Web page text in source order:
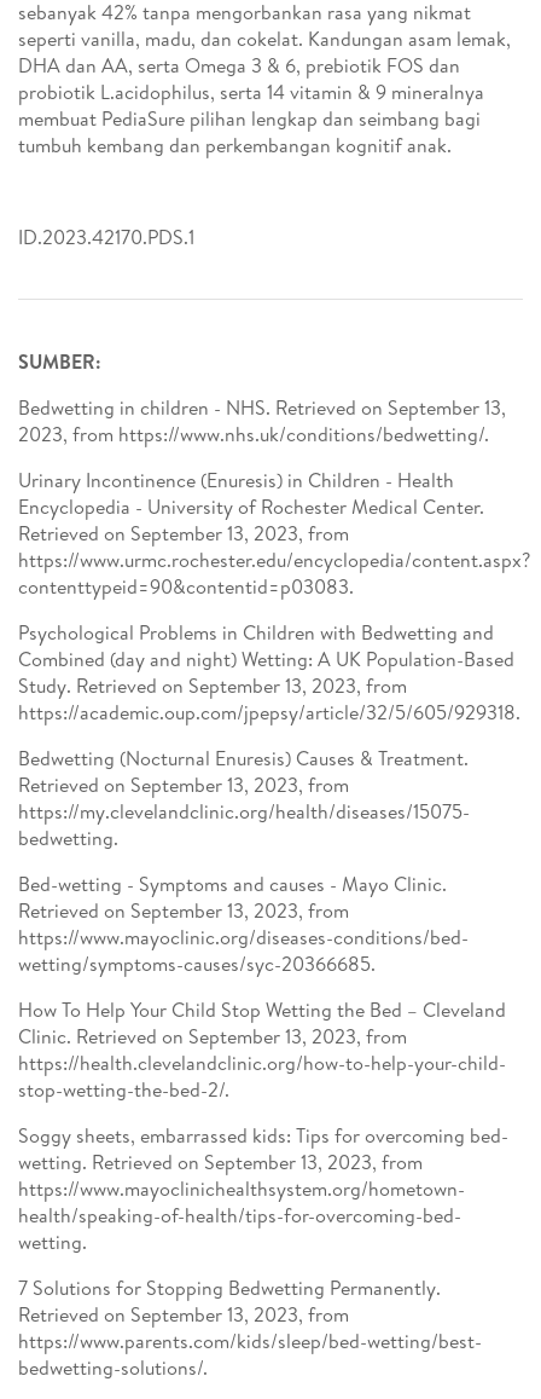
sebanyak 42% tanpa mengorbankan rasa yang nikmat
seperti vanilla, madu, dan cokelat. Kandungan asam lemak,
DHA dan AA, serta Omega 3 & 6, prebiotik FOS dan
probiotik L.acidophilus, serta 14 vitamin & 9 mineralnya
membuat PediaSure pilihan lengkap dan seimbang bagi
tumbuh kembang dan perkembangan kognitif anak.
ID.2023.42170.PDS.1
SUMBER:
Bedwetting in children - NHS. Retrieved on September 13,
2023, from https://www.nhs.uk/conditions/bedwetting/.
Urinary Incontinence (Enuresis) in Children - Health
Encyclopedia - University of Rochester Medical Center.
Retrieved on September 13, 2023, from
https://www.urmc.rochester.edu/encyclopedia/content.aspx?
contenttypeid=90&contentid=p03083.
Psychological Problems in Children with Bedwetting and
Combined (day and night) Wetting: A UK Population-Based
Study. Retrieved on September 13, 2023, from
https://academic.oup.com/jpepsy/article/32/5/605/929318.
Bedwetting (Nocturnal Enuresis) Causes & Treatment.
Retrieved on September 13, 2023, from
https://my.clevelandclinic.org/health/diseases/15075-
bedwetting.
Bed-wetting - Symptoms and causes - Mayo Clinic.
Retrieved on September 13, 2023, from
https://www.mayoclinic.org/diseases-conditions/bed-
wetting/symptoms-causes/syc-20366685.
How To Help Your Child Stop Wetting the Bed – Cleveland
Clinic. Retrieved on September 13, 2023, from
https://health.clevelandclinic.org/how-to-help-your-child-
stop-wetting-the-bed-2/.
Soggy sheets, embarrassed kids: Tips for overcoming bed-
wetting. Retrieved on September 13, 2023, from
https://www.mayoclinichealthsystem.org/hometown-
health/speaking-of-health/tips-for-overcoming-bed-
wetting.
7 Solutions for Stopping Bedwetting Permanently.
Retrieved on September 13, 2023, from
https://www.parents.com/kids/sleep/bed-wetting/best-
bedwetting-solutions/.